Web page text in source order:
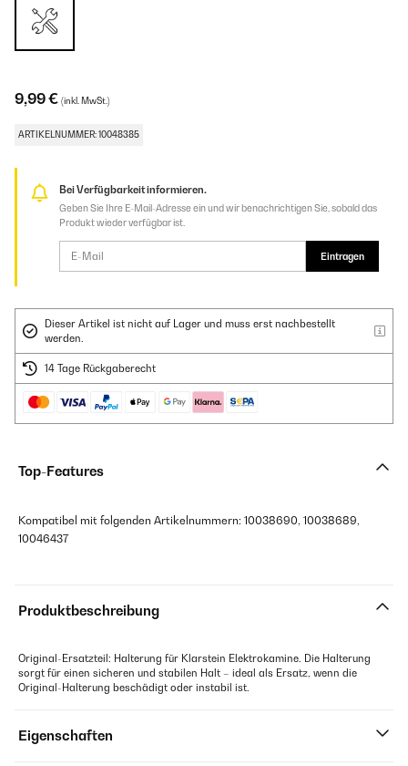
9,99 € (inkl. MwSt.)
ARTIKELNUMMER: 10048385
Bei Verfügbarkeit informieren.
Geben Sie Ihre E-Mail-Adresse ein und wir benachrichtigen Sie, sobald das
Produkt wieder verfügbar ist.
Eintragen
Dieser Artikel ist nicht auf Lager und muss erst nachbestellt
werden.
14 Tage Rückgaberecht
Top-Features
Kompatibel mit folgenden Artikelnummern: 10038690, 10038689,
10046437
Produktbeschreibung
Original-Ersatzteil: Halterung für Klarstein Elektrokamine. Die Halterung
sorgt für einen sicheren und stabilen Halt – ideal als Ersatz, wenn die
Original-Halterung beschädigt oder instabil ist.
Eigenschaften